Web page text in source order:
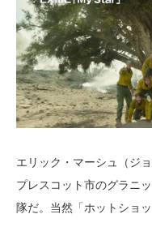
エリック・マーシュ（ジ
プレスコット市のグラニ
隊だ。当然「ホットショ